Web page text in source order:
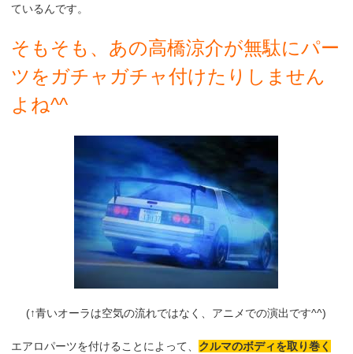
ているんです。
そもそも、あの高橋涼介が無駄にパー
ツをガチャガチャ付けたりしません
よね^^
(↑青いオーラは空気の流れではなく、アニメでの演出です^^)
エアロパーツを付けることによって、 クルマのボディを取り巻く